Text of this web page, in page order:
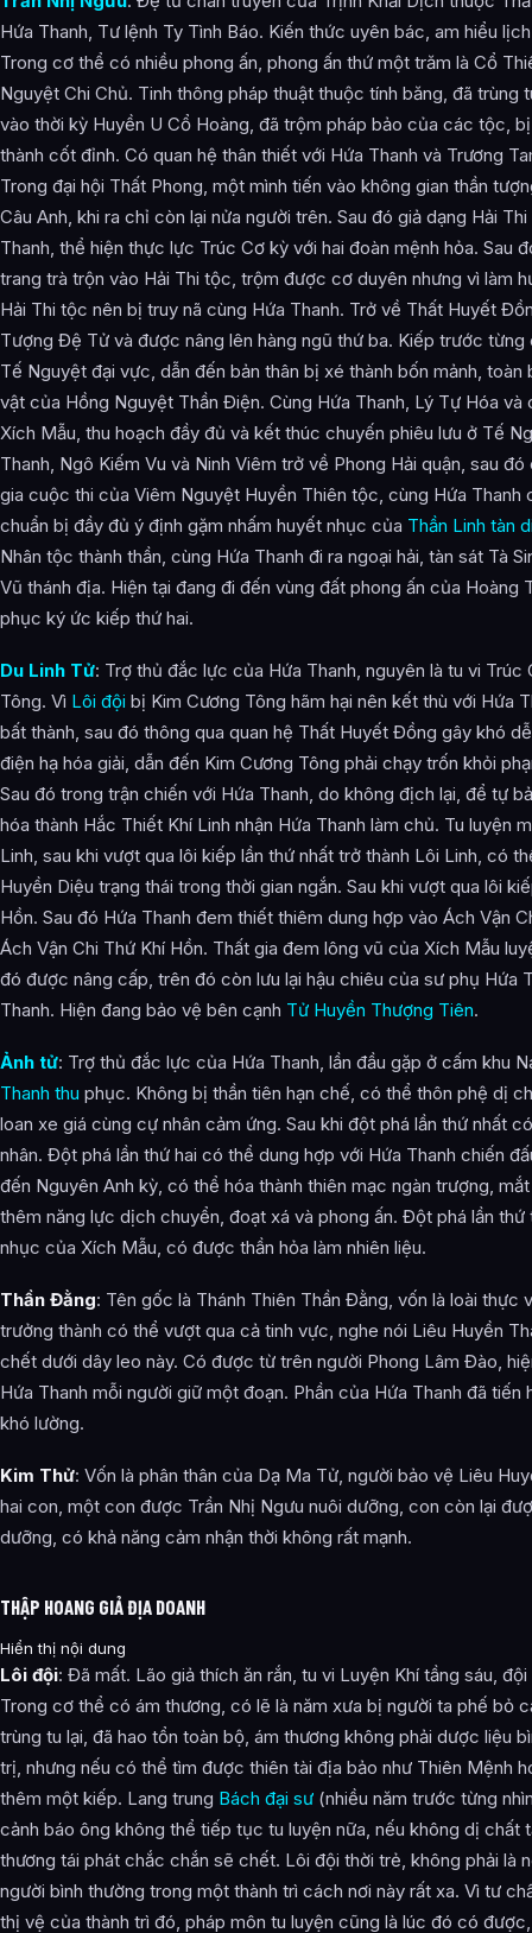
Hứa Thanh, Tư lệnh Ty Tình Báo. Kiến thức uyên bác, am hiểu
Trong cơ thể có nhiều phong ấn, phong ấn thứ một trăm là Cổ
Nguyệt Chi Chủ. Tinh thông pháp thuật thuộc tính băng, đã trùng
vào thời kỳ Huyền U Cổ Hoàng, đã trộm pháp bảo của các tộc,
thành cốt đỉnh. Có quan hệ thân thiết với Hứa Thanh và Trương
Trong đại hội Thất Phong, một mình tiến vào không gian thần
Câu Anh, khi ra chỉ còn lại nửa người trên. Sau đó giả dạng Hải
Thanh, thể hiện thực lực Trúc Cơ kỳ với hai đoàn mệnh hỏa. Sau
trang trà trộn vào Hải Thi tộc, trộm được cơ duyên nhưng vì làm
Hải Thi tộc nên bị truy nã cùng Hứa Thanh. Trở về Thất Huyết
Tượng Đệ Tử và được nâng lên hàng ngũ thứ ba. Kiếp trước
Tế Nguyệt đại vực, dẫn đến bản thân bị xé thành bốn mảnh, toàn
vật của Hồng Nguyệt Thần Điện. Cùng Hứa Thanh, Lý Tự Hóa và
Xích Mẫu, thu hoạch đầy đủ và kết thúc chuyến phiêu lưu ở Tế
Thanh, Ngô Kiếm Vu và Ninh Viêm trở về Phong Hải quận, sau
gia cuộc thi của Viêm Nguyệt Huyền Thiên tộc, cùng Hứa Thanh
chuẩn bị đầy đủ ý định gặm nhấm huyết nhục của Thần Linh tàn
Nhân tộc thành thần, cùng Hứa Thanh đi ra ngoại hải, tàn sát Tà
Vũ thánh địa. Hiện tại đang đi đến vùng đất phong ấn của Hoàng
phục ký ức kiếp thứ hai.
Du Linh Tử: Trợ thủ đắc lực của Hứa Thanh, nguyên là tu vi Trúc
Tông. Vì Lôi đội bị Kim Cương Tông hãm hại nên kết thù với Hứa
bất thành, sau đó thông qua quan hệ Thất Huyết Đồng gây khó
điện hạ hóa giải, dẫn đến Kim Cương Tông phải chạy trốn khỏi
Sau đó trong trận chiến với Hứa Thanh, do không địch lại, để tự
hóa thành Hắc Thiết Khí Linh nhận Hứa Thanh làm chủ. Tu luyện
Linh, sau khi vượt qua lôi kiếp lần thứ nhất trở thành Lôi Linh, có
Huyền Diệu trạng thái trong thời gian ngắn. Sau khi vượt qua lôi
Hồn. Sau đó Hứa Thanh đem thiết thiêm dung hợp vào Ách Vận
Ách Vận Chi Thứ Khí Hồn. Thất gia đem lông vũ của Xích Mẫu
đó được nâng cấp, trên đó còn lưu lại hậu chiêu của sư phụ Hứa
Thanh. Hiện đang bảo vệ bên cạnh Tử Huyền Thượng Tiên.
Ảnh tử: Trợ thủ đắc lực của Hứa Thanh, lần đầu gặp ở cấm khu
Thanh thu phục. Không bị thần tiên hạn chế, có thể thôn phệ dị
loan xe giá cùng cự nhân cảm ứng. Sau khi đột phá lần thứ nhất
nhân. Đột phá lần thứ hai có thể dung hợp với Hứa Thanh chiến
đến Nguyên Anh kỳ, có thể hóa thành thiên mạc ngàn trượng,
thêm năng lực dịch chuyển, đoạt xá và phong ấn. Đột phá lần
nhục của Xích Mẫu, có được thần hỏa làm nhiên liệu.
Thần Đằng: Tên gốc là Thánh Thiên Thần Đằng, vốn là loài thực
trưởng thành có thể vượt qua cả tinh vực, nghe nói Liêu Huyền
chết dưới dây leo này. Có được từ trên người Phong Lâm Đào,
Hứa Thanh mỗi người giữ một đoạn. Phần của Hứa Thanh đã tiến
khó lường.
Kim Thử: Vốn là phân thân của Dạ Ma Tử, người bảo vệ Liêu
hai con, một con được Trần Nhị Ngưu nuôi dưỡng, con còn lại
dưỡng, có khả năng cảm nhận thời không rất mạnh.
THẬP HOANG GIẢ ĐỊA DOANH
Hiển thị nội dung
Lôi đội: Đã mất. Lão giả thích ăn rắn, tu vi Luyện Khí tầng sáu,
Trong cơ thể có ám thương, có lẽ là năm xưa bị người ta phế bỏ
trùng tu lại, đã hao tổn toàn bộ, ám thương không phải dược liệu
trị, nhưng nếu có thể tìm được thiên tài địa bảo như Thiên Mệnh
thêm một kiếp. Lang trung Bách đại sư (nhiều năm trước từng
cảnh báo ông không thể tiếp tục tu luyện nữa, nếu không dị chất
thương tái phát chắc chắn sẽ chết. Lôi đội thời trẻ, không phải là
người bình thường trong một thành trì cách nơi này rất xa. Vì tư
thị vệ của thành trì đó, pháp môn tu luyện cũng là lúc đó có